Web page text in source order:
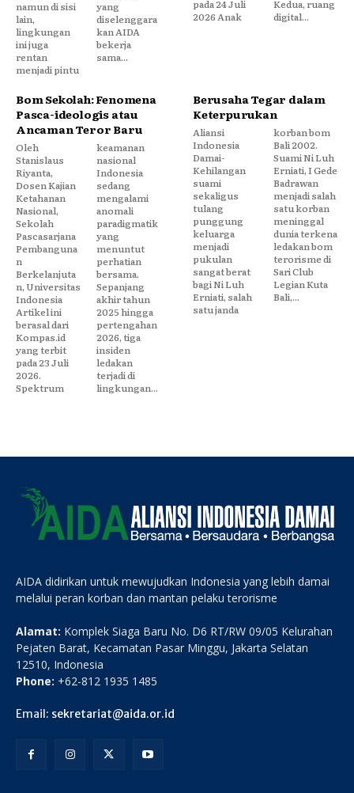
namun di sisi
lain,
lingkungan
ini juga
rentan
menjadi pintu
yang
diselenggara
kan AIDA
bekerja
sama...
pada 24 Juli
2026 Anak
Kedua, ruang
digital...
Bom Sekolah: Fenomena
Pasca-ideologis atau
Ancaman Teror Baru
Oleh
Stanislaus
Riyanta,
Dosen Kajian
Ketahanan
Nasional,
Sekolah
Pascasarjana
Pembanguna
n
Berkelanjuta
n, Universitas
Indonesia
Artikel ini
berasal dari
Kompas.id
yang terbit
pada 23 Juli
2026.
Spektrum
keamanan
nasional
Indonesia
sedang
mengalami
anomali
paradigmatik
yang
menuntut
perhatian
bersama.
Sepanjang
akhir tahun
2025 hingga
pertengahan
2026, tiga
insiden
ledakan
terjadi di
lingkungan...
Berusaha Tegar dalam
Keterpurukan
Aliansi
Indonesia
Damai-
Kehilangan
suami
sekaligus
tulang
punggung
keluarga
menjadi
pukulan
sangat berat
bagi Ni Luh
Erniati, salah
satu janda
korban bom
Bali 2002.
Suami Ni Luh
Erniati, I Gede
Badrawan
menjadi salah
satu korban
meninggal
dunia terkena
ledakan bom
terorisme di
Sari Club
Legian Kuta
Bali,...
AIDA didirikan untuk mewujudkan Indonesia yang lebih damai
melalui peran korban dan mantan pelaku terorisme
Alamat: Komplek Siaga Baru No. D6 RT/RW 09/05 Kelurahan
Pejaten Barat, Kecamatan Pasar Minggu, Jakarta Selatan
12510, Indonesia
Phone: +62-812 1935 1485
Email: sekretariat@aida.or.id